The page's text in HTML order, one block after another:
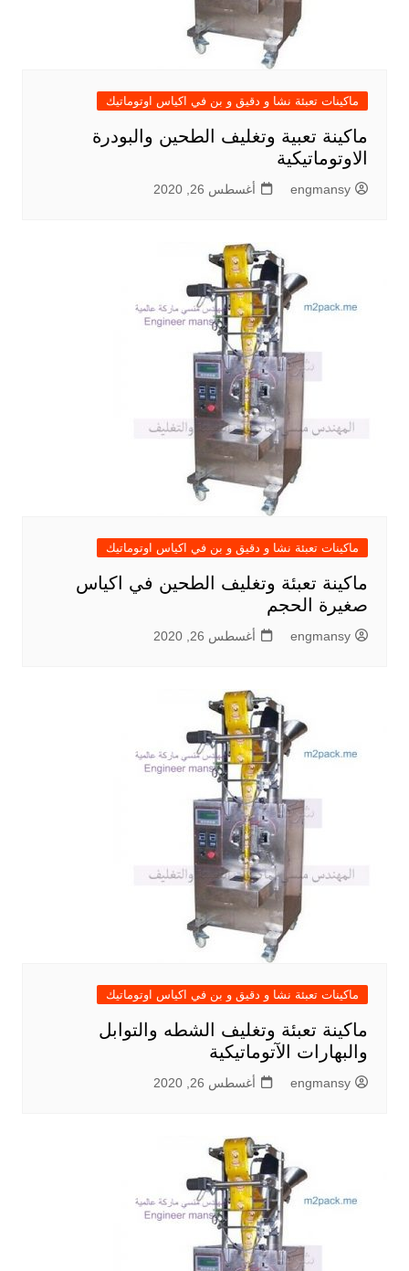
ماكينات تعبئة نشا و دقيق و بن في اكياس اوتوماتيك
ماكينة تعبية وتغليف الطحين والبودرة
الاوتوماتيكية
engmansy أغسطس 26, 2020
ماكينات تعبئة نشا و دقيق و بن في اكياس اوتوماتيك
ماكينة تعبئة وتغليف الطحين في اكياس
صغيرة الحجم
engmansy أغسطس 26, 2020
ماكينات تعبئة نشا و دقيق و بن في اكياس اوتوماتيك
ماكينة تعبئة وتغليف الشطه والتوابل
والبهارات الآتوماتيكية
engmansy أغسطس 26, 2020